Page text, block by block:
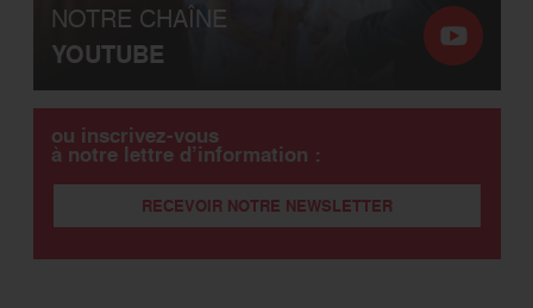
NOTRE CHAÎNE
YOUTUBE
ou inscrivez-vous
à notre lettre d’information :
RECEVOIR NOTRE NEWSLETTER